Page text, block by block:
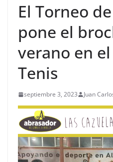
El Torneo
pone el
verano en
Tenis
septiembre 3, 2023 Juan